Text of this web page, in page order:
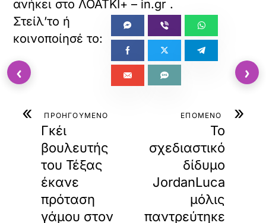
ανήκει στο ΛΟΑΤΚΙ+ – in.gr .
« ΠΡΟΗΓΟΥΜΕΝΟ
Γκέι
βουλευτής
του Τέξας
έκανε
πρόταση
γάμου στον
»
ΕΠΟΜΕΝΟ
Το
σχεδιαστικό
δίδυμο
JordanLuca
μόλις
παντρεύτηκε
‹ ›